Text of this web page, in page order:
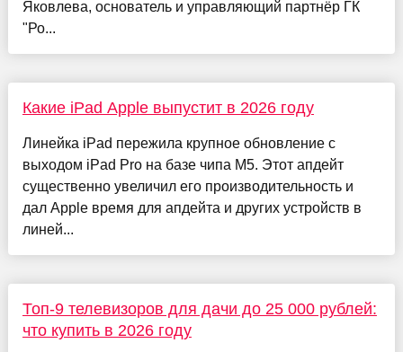
Яковлева, основатель и управляющий партнёр ГК
"Ро...
Какие iPad Apple выпустит в 2026 году
Линейка iPad пережила крупное обновление с
выходом iPad Pro на базе чипа М5. Этот апдейт
существенно увеличил его производительность и
дал Apple время для апдейта и других устройств в
линей...
Топ-9 телевизоров для дачи до 25 000 рублей:
что купить в 2026 году